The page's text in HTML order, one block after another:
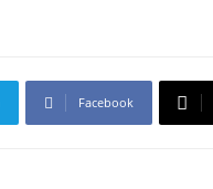
Facebook